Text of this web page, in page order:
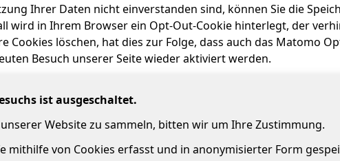
Ihrer Daten nicht einverstanden sind, können Sie die
wird in Ihrem Browser ein Opt-Out-Cookie hinterlegt, der
Cookies löschen, hat dies zur Folge, dass auch das Matomo
Besuch unserer Seite wieder aktiviert werden.
ist ausgeschaltet.
Website zu sammeln, bitten wir um Ihre Zustimmung.
mithilfe von Cookies erfasst und in anonymisierter Form